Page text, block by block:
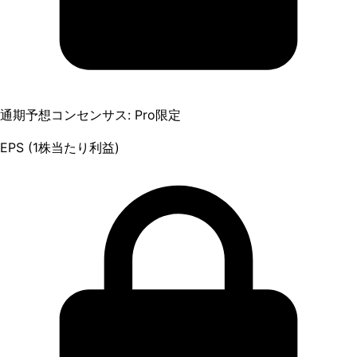
通期予想コンセンサス: Pro限定
EPS (1株当たり利益)